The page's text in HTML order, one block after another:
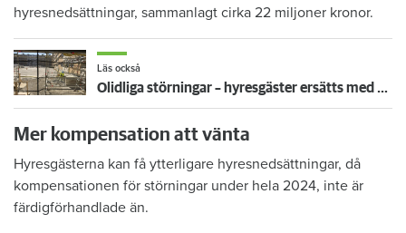
hyresnedsättningar, sammanlagt cirka 22 miljoner kronor.
Läs också
Olidliga störningar – hyresgäster ersätts med drygt 16 miljoner
Mer kompensation att vänta
Hyresgästerna kan få ytterligare hyresnedsättningar, då
kompensationen för störningar under hela 2024, inte är
färdigförhandlade än.